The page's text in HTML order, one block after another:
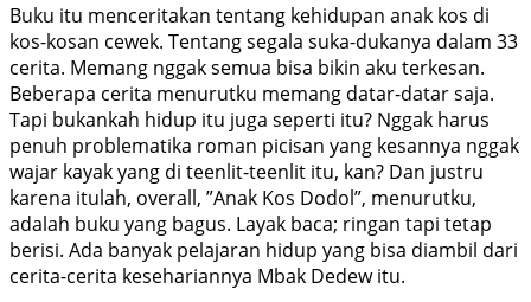
Buku itu menceritakan tentang kehidupan anak kos di
kos-kosan cewek. Tentang segala suka-dukanya dalam 33
cerita. Memang nggak semua bisa bikin aku terkesan.
Beberapa cerita menurutku memang datar-datar saja.
Tapi bukankah hidup itu juga seperti itu? Nggak harus
penuh problematika roman picisan yang kesannya nggak
wajar kayak yang di teenlit-teenlit itu, kan? Dan justru
karena itulah, overall, ”Anak Kos Dodol”, menurutku,
adalah buku yang bagus. Layak baca; ringan tapi tetap
berisi. Ada banyak pelajaran hidup yang bisa diambil dari
cerita-cerita kesehariannya Mbak Dedew itu.